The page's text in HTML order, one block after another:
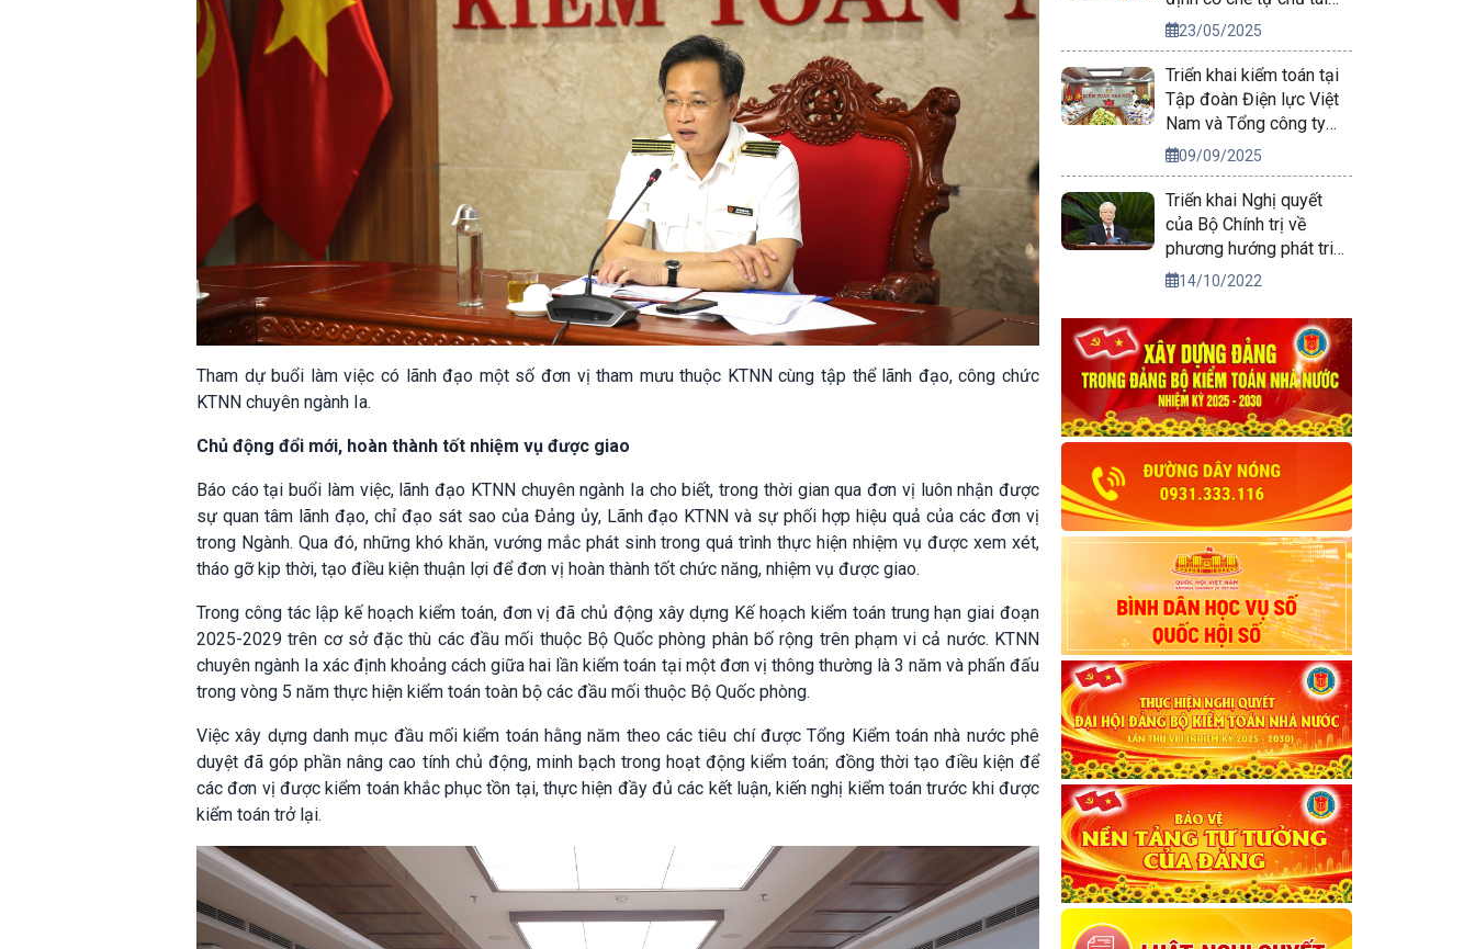
Tham dự buổi làm việc có lãnh đạo một số đơn vị tham mưu thuộc KTNN cùng tập thể lãnh đạo, công chức
KTNN chuyên ngành Ia.
Chủ động đổi mới, hoàn thành tốt nhiệm vụ được giao
Báo cáo tại buổi làm việc, lãnh đạo KTNN chuyên ngành Ia cho biết, trong thời gian qua đơn vị luôn nhận được
sự quan tâm lãnh đạo, chỉ đạo sát sao của Đảng ủy, Lãnh đạo KTNN và sự phối hợp hiệu quả của các đơn vị
trong Ngành. Qua đó, những khó khăn, vướng mắc phát sinh trong quá trình thực hiện nhiệm vụ được xem xét,
tháo gỡ kịp thời, tạo điều kiện thuận lợi để đơn vị hoàn thành tốt chức năng, nhiệm vụ được giao.
Trong công tác lập kế hoạch kiểm toán, đơn vị đã chủ động xây dựng Kế hoạch kiểm toán trung hạn giai đoạn
2025-2029 trên cơ sở đặc thù các đầu mối thuộc Bộ Quốc phòng phân bố rộng trên phạm vi cả nước. KTNN
chuyên ngành Ia xác định khoảng cách giữa hai lần kiểm toán tại một đơn vị thông thường là 3 năm và phấn đấu
trong vòng 5 năm thực hiện kiểm toán toàn bộ các đầu mối thuộc Bộ Quốc phòng.
Việc xây dựng danh mục đầu mối kiểm toán hằng năm theo các tiêu chí được Tổng Kiểm toán nhà nước phê
duyệt đã góp phần nâng cao tính chủ động, minh bạch trong hoạt động kiểm toán; đồng thời tạo điều kiện để
các đơn vị được kiểm toán khắc phục tồn tại, thực hiện đầy đủ các kết luận, kiến nghị kiểm toán trước khi được
kiểm toán trở lại.
chính của đơn vị sự
nghiệp công lập
23/05/2025
Triển khai kiểm toán tại
Tập đoàn Điện lực Việt
Nam và Tổng công ty
Phát điện 2
09/09/2025
Triển khai Nghị quyết
của Bộ Chính trị về
phương hướng phát triển
kinh tế xã hội và bảo
ninh vùng Tây Nguyên
đến năm 2030, tầm nhìn
đến năm 2045
14/10/2022